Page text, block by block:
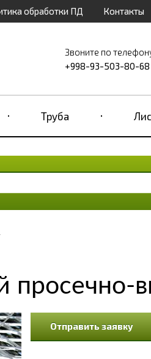
обработки ПД Контакты
Звоните по
+998-93-503-80-68
Труба
Отправить заявку